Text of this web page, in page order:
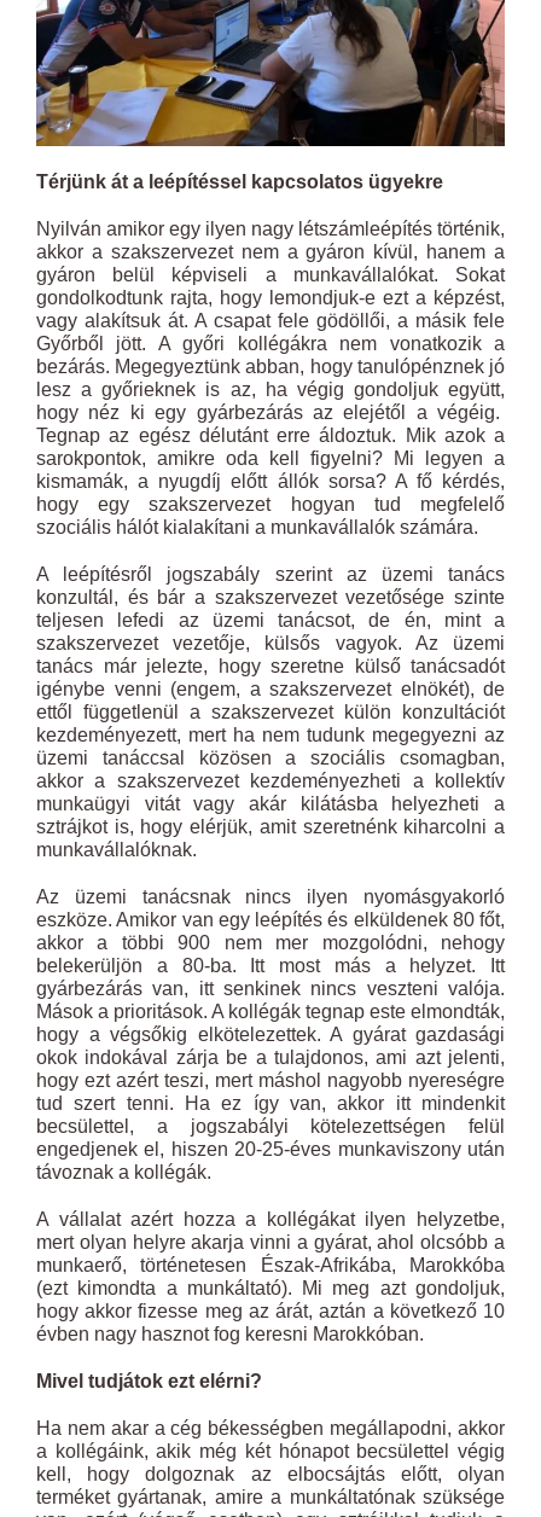
Térjünk át a leépítéssel kapcsolatos ügyekre
Nyilván amikor egy ilyen nagy létszámleépítés történik,
akkor a szakszervezet nem a gyáron kívül, hanem a
gyáron belül képviseli a munkavállalókat. Sokat
gondolkodtunk rajta, hogy lemondjuk-e ezt a képzést,
vagy alakítsuk át. A csapat fele gödöllői, a másik fele
Győrből jött. A győri kollégákra nem vonatkozik a
bezárás. Megegyeztünk abban, hogy tanulópénznek jó
lesz a győrieknek is az, ha végig gondoljuk együtt,
hogy néz ki egy gyárbezárás az elejétől a végéig.
Tegnap az egész délutánt erre áldoztuk. Mik azok a
sarokpontok, amikre oda kell figyelni? Mi legyen a
kismamák, a nyugdíj előtt állók sorsa? A fő kérdés,
hogy egy szakszervezet hogyan tud megfelelő
szociális hálót kialakítani a munkavállalók számára.
A leépítésről jogszabály szerint az üzemi tanács
konzultál, és bár a szakszervezet vezetősége szinte
teljesen lefedi az üzemi tanácsot, de én, mint a
szakszervezet vezetője, külsős vagyok. Az üzemi
tanács már jelezte, hogy szeretne külső tanácsadót
igénybe venni (engem, a szakszervezet elnökét), de
ettől függetlenül a szakszervezet külön konzultációt
kezdeményezett, mert ha nem tudunk megegyezni az
üzemi tanáccsal közösen a szociális csomagban,
akkor a szakszervezet kezdeményezheti a kollektív
munkaügyi vitát vagy akár kilátásba helyezheti a
sztrájkot is, hogy elérjük, amit szeretnénk kiharcolni a
munkavállalóknak.
Az üzemi tanácsnak nincs ilyen nyomásgyakorló
eszköze. Amikor van egy leépítés és elküldenek 80 főt,
akkor a többi 900 nem mer mozgolódni, nehogy
belekerüljön a 80-ba. Itt most más a helyzet. Itt
gyárbezárás van, itt senkinek nincs veszteni valója.
Mások a prioritások. A kollégák tegnap este elmondták,
hogy a végsőkig elkötelezettek. A gyárat gazdasági
okok indokával zárja be a tulajdonos, ami azt jelenti,
hogy ezt azért teszi, mert máshol nagyobb nyereségre
tud szert tenni. Ha ez így van, akkor itt mindenkit
becsülettel, a jogszabályi kötelezettségen felül
engedjenek el, hiszen 20-25-éves munkaviszony után
távoznak a kollégák.
A vállalat azért hozza a kollégákat ilyen helyzetbe,
mert olyan helyre akarja vinni a gyárat, ahol olcsóbb a
munkaerő, történetesen Észak-Afrikába, Marokkóba
(ezt kimondta a munkáltató). Mi meg azt gondoljuk,
hogy akkor fizesse meg az árát, aztán a következő 10
évben nagy hasznot fog keresni Marokkóban.
Mivel tudjátok ezt elérni?
Ha nem akar a cég békességben megállapodni, akkor
a kollégáink, akik még két hónapot becsülettel végig
kell, hogy dolgoznak az elbocsájtás előtt, olyan
terméket gyártanak, amire a munkáltatónak szüksége